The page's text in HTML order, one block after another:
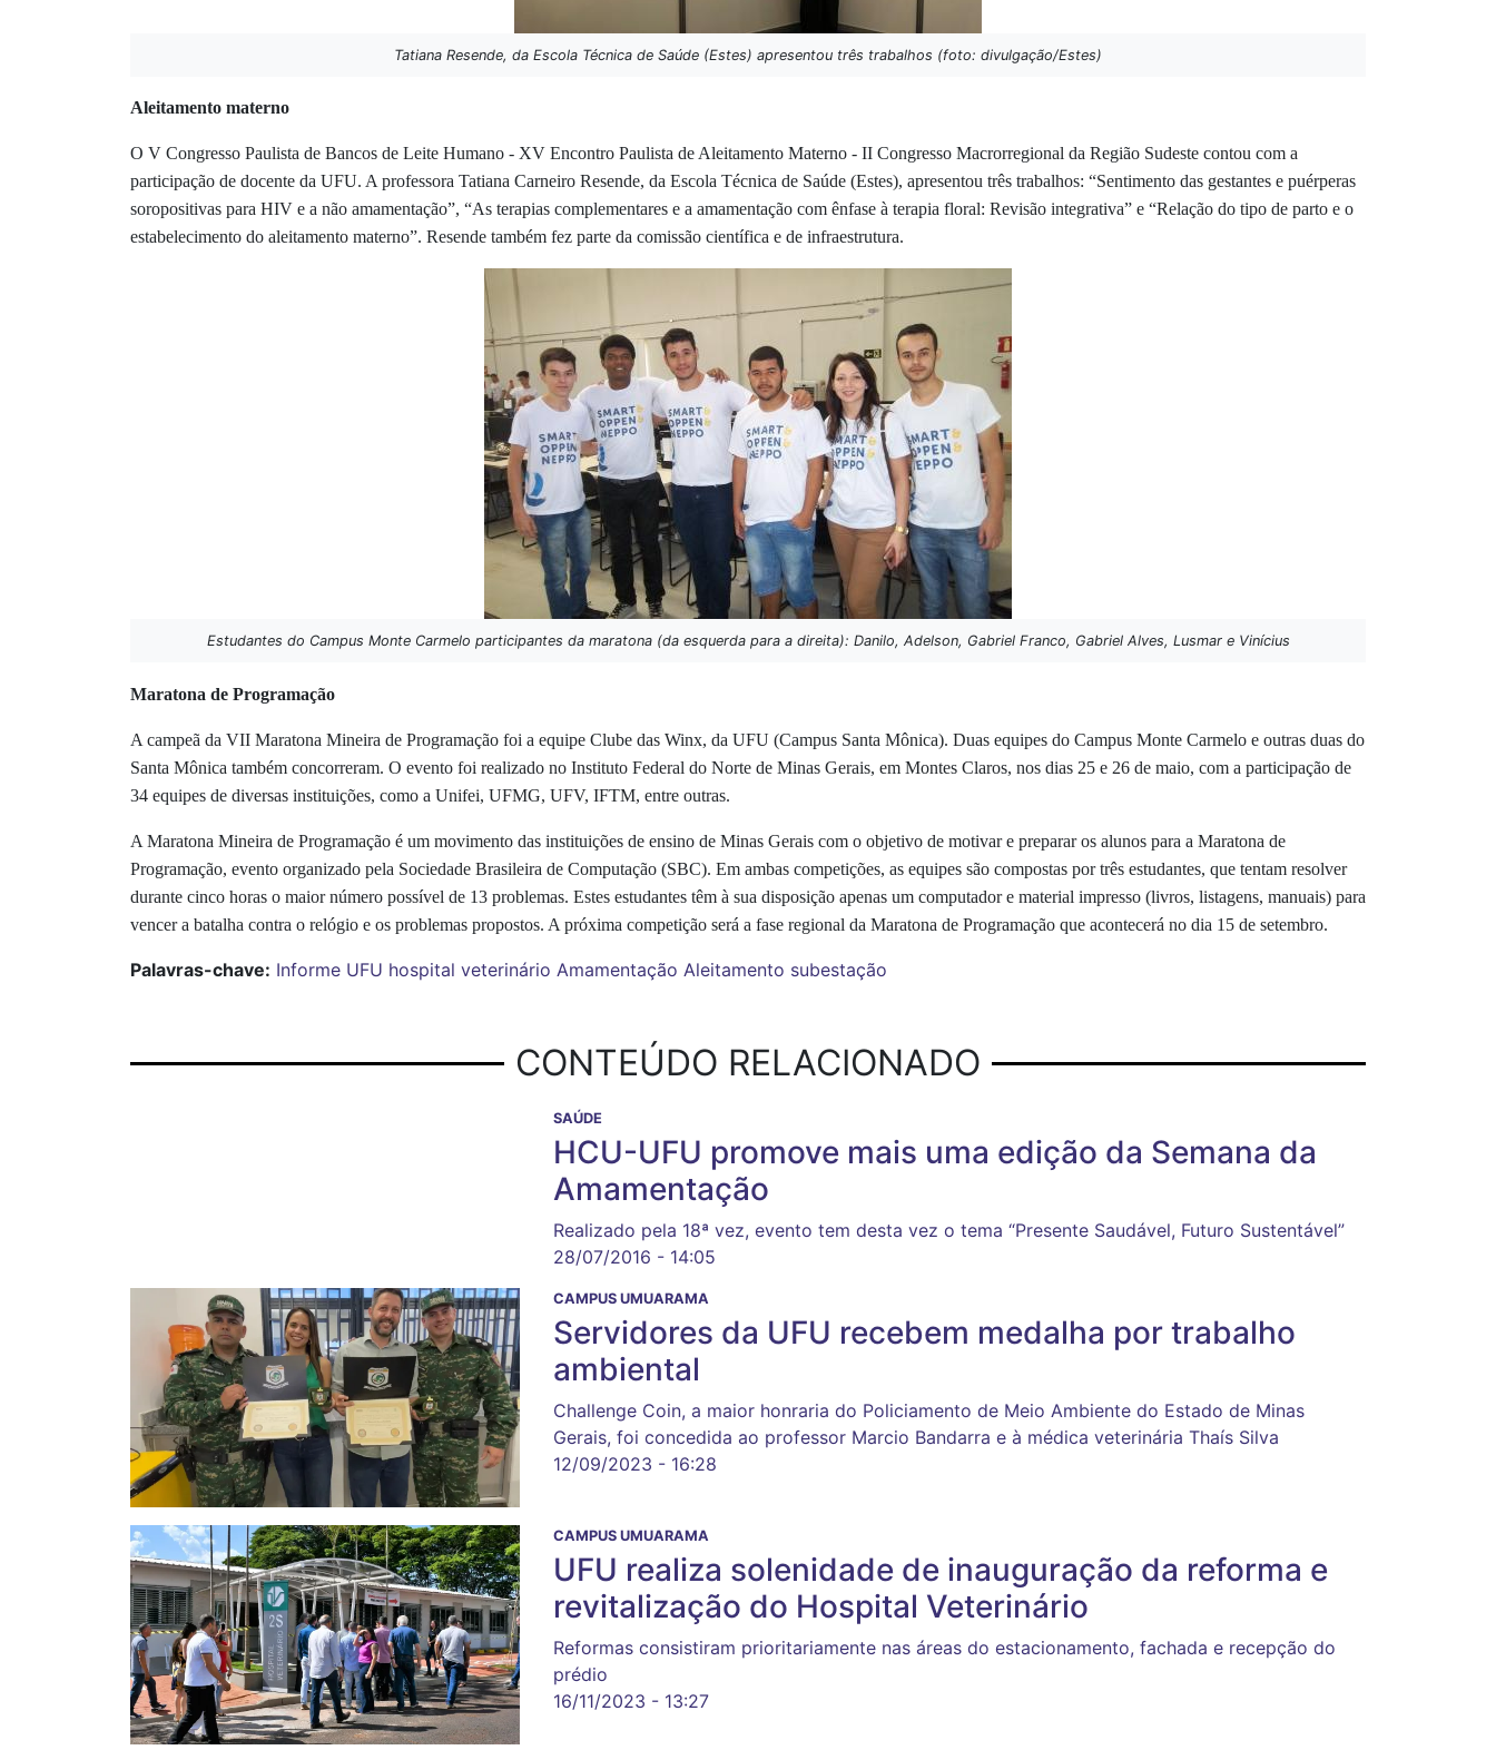
Tatiana Resende, da Escola Técnica de Saúde (Estes) apresentou três trabalhos (foto: divulgação/Estes)
Aleitamento materno
O V Congresso Paulista de Bancos de Leite Humano - XV Encontro Paulista de Aleitamento Materno - II Congresso Macrorregional da Região Sudeste contou com a
participação de docente da UFU. A professora Tatiana Carneiro Resende, da Escola Técnica de Saúde (Estes), apresentou três trabalhos: “Sentimento das gestantes e puérperas
soropositivas para HIV e a não amamentação”, “As terapias complementares e a amamentação com ênfase à terapia floral: Revisão integrativa” e “Relação do tipo de parto e o
estabelecimento do aleitamento materno”. Resende também fez parte da comissão científica e de infraestrutura.
Estudantes do Campus Monte Carmelo participantes da maratona (da esquerda para a direita): Danilo, Adelson, Gabriel Franco, Gabriel Alves, Lusmar e Vinícius
Maratona de Programação
A campeã da VII Maratona Mineira de Programação foi a equipe Clube das Winx, da UFU (Campus Santa Mônica). Duas equipes do Campus Monte Carmelo e outras duas do
Santa Mônica também concorreram. O evento foi realizado no Instituto Federal do Norte de Minas Gerais, em Montes Claros, nos dias 25 e 26 de maio, com a participação de
34 equipes de diversas instituições, como a Unifei, UFMG, UFV, IFTM, entre outras.
A Maratona Mineira de Programação é um movimento das instituições de ensino de Minas Gerais com o objetivo de motivar e preparar os alunos para a Maratona de
Programação, evento organizado pela Sociedade Brasileira de Computação (SBC). Em ambas competições, as equipes são compostas por três estudantes, que tentam resolver
durante cinco horas o maior número possível de 13 problemas. Estes estudantes têm à sua disposição apenas um computador e material impresso (livros, listagens, manuais) para
vencer a batalha contra o relógio e os problemas propostos. A próxima competição será a fase regional da Maratona de Programação que acontecerá no dia 15 de setembro.
Palavras-chave: Informe UFU hospital veterinário Amamentação Aleitamento subestação
CONTEÚDO RELACIONADO
SAÚDE
HCU-UFU promove mais uma edição da Semana da
Amamentação
Realizado pela 18ª vez, evento tem desta vez o tema “Presente Saudável, Futuro Sustentável”
28/07/2016 - 14:05
CAMPUS UMUARAMA
Servidores da UFU recebem medalha por trabalho
ambiental
Challenge Coin, a maior honraria do Policiamento de Meio Ambiente do Estado de Minas
Gerais, foi concedida ao professor Marcio Bandarra e à médica veterinária Thaís Silva
12/09/2023 - 16:28
CAMPUS UMUARAMA
UFU realiza solenidade de inauguração da reforma e
revitalização do Hospital Veterinário
Reformas consistiram prioritariamente nas áreas do estacionamento, fachada e recepção do
prédio
16/11/2023 - 13:27